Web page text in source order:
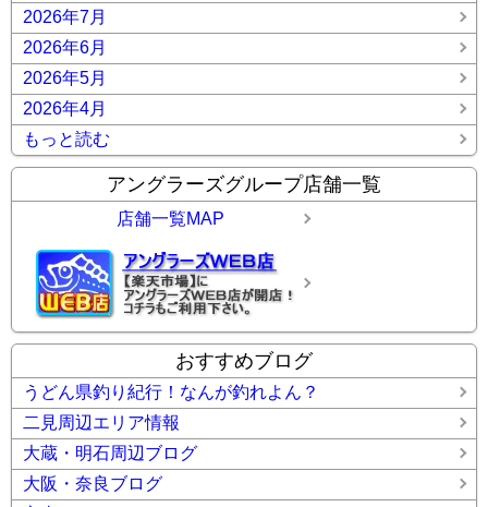
2026年7月
2026年6月
2026年5月
2026年4月
もっと読む
アングラーズグループ店舗一覧
店舗一覧MAP
おすすめブログ
うどん県釣り紀行！なんが釣れよん？
二見周辺エリア情報
大蔵・明石周辺ブログ
大阪・奈良ブログ